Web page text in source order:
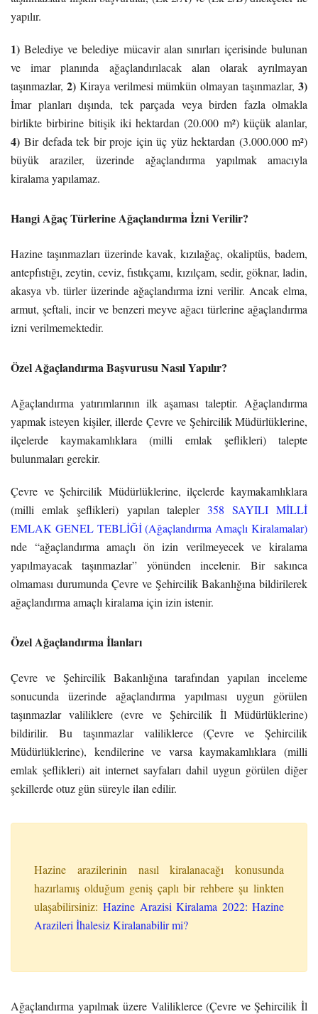
yapılır.
1) Belediye ve belediye mücavir alan sınırları içerisinde bulunan
ve imar planında ağaçlandırılacak alan olarak ayrılmayan
taşınmazlar, 2) Kiraya verilmesi mümkün olmayan taşınmazlar, 3)
İmar planları dışında, tek parçada veya birden fazla olmakla
birlikte birbirine bitişik iki hektardan (20.000 m²) küçük alanlar,
4)Bir defada tek bir proje için üç yüz hektardan (3.000.000 m²)
büyük araziler, üzerinde ağaçlandırma yapılmak amacıyla
kiralama yapılamaz.
Hangi Ağaç Türlerine Ağaçlandırma İzni Verilir?
Hazine taşınmazları üzerinde kavak, kızılağaç, okaliptüs, badem,
antepfıstığı, zeytin, ceviz, fıstıkçamı, kızılçam, sedir, göknar, ladin,
akasya vb. türler üzerinde ağaçlandırma izni verilir. Ancak elma,
armut, şeftali, incir ve benzeri meyve ağacı türlerine ağaçlandırma
izni verilmemektedir.
Özel Ağaçlandırma Başvurusu Nasıl Yapılır?
Ağaçlandırma yatırımlarının ilk aşaması taleptir. Ağaçlandırma
yapmak isteyen kişiler, illerde Çevre ve Şehircilik Müdürlüklerine,
ilçelerde kaymakamlıklara (milli emlak şeflikleri) talepte
bulunmaları gerekir.
Çevre ve Şehircilik Müdürlüklerine, ilçelerde kaymakamlıklara
(milli emlak şeflikleri) yapılan talepler 358 SAYILI MİLLİ
EMLAK GENEL TEBLİĞİ (Ağaçlandırma Amaçlı Kiralamalar)
nde “ağaçlandırma amaçlı ön izin verilmeyecek ve kiralama
yapılmayacak taşınmazlar” yönünden incelenir. Bir sakınca
olmaması durumunda Çevre ve Şehircilik Bakanlığına bildirilerek
ağaçlandırma amaçlı kiralama için izin istenir.
Özel Ağaçlandırma İlanları
Çevre ve Şehircilik Bakanlığına tarafından yapılan inceleme
sonucunda üzerinde ağaçlandırma yapılması uygun görülen
taşınmazlar valiliklere (evre ve Şehircilik İl Müdürlüklerine)
bildirilir. Bu taşınmazlar valiliklerce (Çevre ve Şehircilik
Müdürlüklerine), kendilerine ve varsa kaymakamlıklara (milli
emlak şeflikleri) ait internet sayfaları dahil uygun görülen diğer
şekillerde otuz gün süreyle ilan edilir.
Hazine arazilerinin nasıl kiralanacağı konusunda
hazırlamış olduğum geniş çaplı bir rehbere şu linkten
ulaşabilirsiniz:Hazine Arazisi Kiralama 2022: Hazine
Arazileri İhalesiz Kiralanabilir mi?
Ağaçlandırma yapılmak üzere Valiliklerce (Çevre ve Şehircilik İl